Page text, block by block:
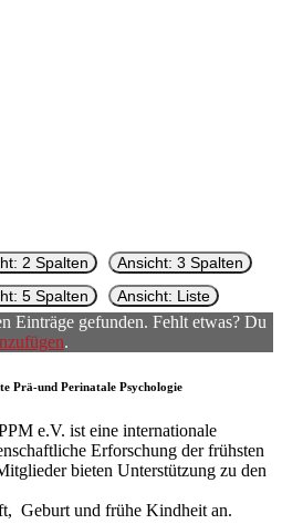
2 Spalten
Ansicht: 3 Spalten
5 Spalten Ansicht: Liste
Ein­träge gefun­den. Fehlt etwas? Du
.
Prä-und Perinatale Psychologie
e.V. ist eine internationale
Erforschung der frühsten
bieten Unterstützung zu den
Geburt und frühe Kindheit an.